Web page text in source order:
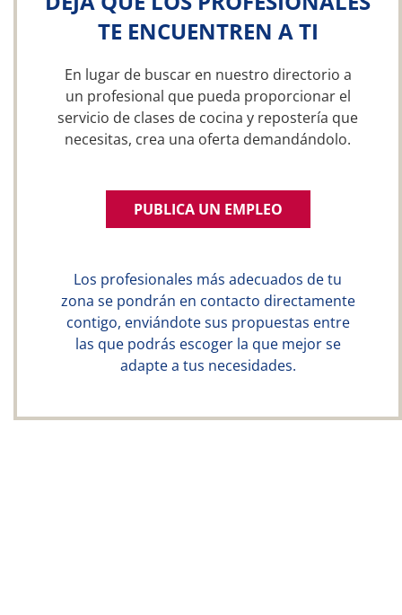
TE ENCUENTREN A TI
En lugar de buscar en nuestro directorio a
un profesional que pueda proporcionar el
servicio de clases de cocina y repostería que
necesitas, crea una oferta demandándolo.
PUBLICA UN EMPLEO
Los profesionales más adecuados de tu
zona se pondrán en contacto directamente
contigo, enviándote sus propuestas entre
las que podrás escoger la que mejor se
adapte a tus necesidades.